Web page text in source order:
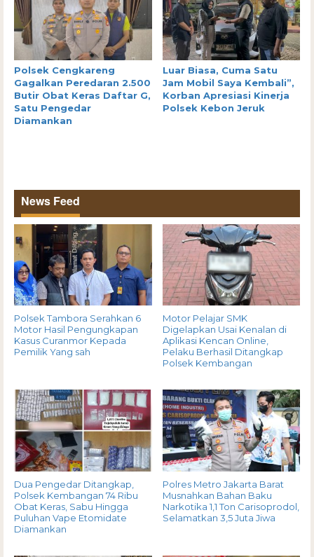
Polsek Cengkareng
Gagalkan Peredaran 2.500
Butir Obat Keras Daftar G,
Satu Pengedar
Diamankan
Luar Biasa, Cuma Satu
Jam Mobil Saya Kembali”,
Korban Apresiasi Kinerja
Polsek Kebon Jeruk
News Feed
Polsek Tambora Serahkan 6
Motor Hasil Pengungkapan
Kasus Curanmor Kepada
Pemilik Yang sah
Motor Pelajar SMK
Digelapkan Usai Kenalan di
Aplikasi Kencan Online,
Pelaku Berhasil Ditangkap
Polsek Kembangan
Dua Pengedar Ditangkap,
Polsek Kembangan 74 Ribu
Obat Keras, Sabu Hingga
Puluhan Vape Etomidate
Diamankan
Polres Metro Jakarta Barat
Musnahkan Bahan Baku
Narkotika 1,1 Ton Carisoprodol,
Selamatkan 3,5 Juta Jiwa